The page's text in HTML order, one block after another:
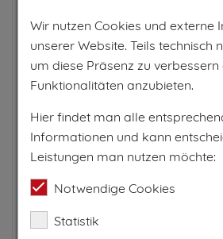
Das Gästehaus Sonne liegt im
Bichlbach im Herzen der Tiroler
und bietet familiäres Ambiente
unvergessliches Urlaubserlebnis.
PRO NACHT AB
66€
Wir nutzen Cookies und externe
unserer Website. Teils technisch
um diese Präsenz zu
Funktionalitäten anzubieten.
Hier findet man alle
Informationen und kann
Leistungen man nutzen möchte:
Notwendige Cookies
Statistik